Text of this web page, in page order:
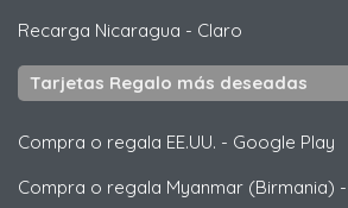
Recarga Nicaragua - Claro
Tarjetas Regalo más deseadas
Compra o regala EE.UU. - Google Play
Compra o regala Myanmar (Birmania) -